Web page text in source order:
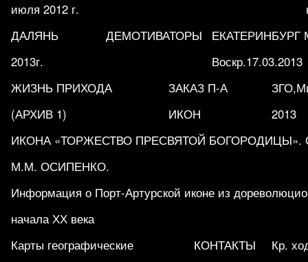
июля 2012 г.
ДАЛЯНЬ
2013г.
ДЕМОТИВАТОРЫ
ЕКАТЕРИНБУРГ
Воскр.17.03.2013
ЖИЗНЬ ПРИХОДА
(АРХИВ 1)
ЗАКАЗ П-А
ИКОН
2013
ИКОНА «ТОРЖЕСТВО ПРЕСВЯТОЙ БОГОРОДИЦЫ».
М.М. ОСИПЕНКО.
Информация о Порт-Артурской иконе из
начала ХХ века
Карты географические
КОНТАКТЫ
Кр.